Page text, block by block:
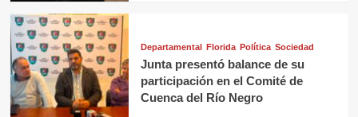
Departamental Florida Política Sociedad
Junta presentó balance de su
participación en el Comité de
Cuenca del Río Negro